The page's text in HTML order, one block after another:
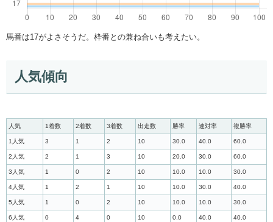
馬番は17がよさそうだ。枠番との兼ね合いも考えたい。
人気傾向
人気 1着数 2着数 3着数 出走数 勝率 連対率 複勝率
1人気 3 1 2 10 30.0 40.0 60.0
2人気 2 1 3 10 20.0 30.0 60.0
3人気 1 0 2 10 10.0 10.0 30.0
4人気 1 2 1 10 10.0 30.0 40.0
5人気 1 0 2 10 10.0 10.0 30.0
6人気 0 4 0 10 0.0 40.0 40.0